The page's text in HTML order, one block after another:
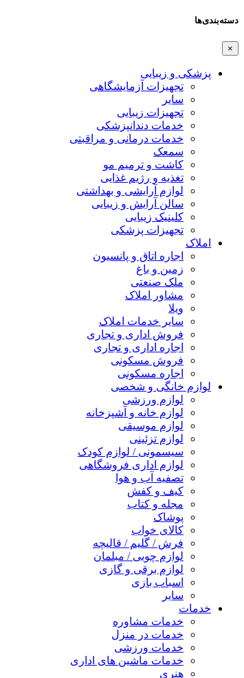
دسته‌بندی‌ها
×
پزشکی و زیبایی
تجهیزات آزمایشگاهی
سایر
تجهیزات زیبایی
خدمات دندانپزشکی
خدمات درمانی و مراقبتی
سمعک
کاشت و ترمیم مو
تغذیه و رژیم غذایی
لوازم آرایشی و بهداشتی
سالن آرایش و زیبایی
کلینیک زیبایی
تجهیزات پزشکی
املاک
اجاره اتاق و پانسیون
زمین و باغ
ملک صنعتی
مشاور املاک
ویلا
سایر خدمات املاک
فروش اداری و تجاری
اجاره اداری و تجاری
فروش مسکونی
اجاره مسکونی
لوازم خانگی و شخصی
لوازم ورزشی
لوازم خانه و آشپزخانه
لوازم موسیقی
لوازم تزئینی
سیسمونی / لوازم کودک
لوازم اداری فروشگاهی
تصفیه آب و هوا
کیف و کفش
مجله و کتاب
پوشاک
کالای خواب
فرش / گلیم / قالیچه
لوازم چوبی / مبلمان
لوازم برقی و گازی
اسباب بازی
سایر
خدمات
خدمات مشاوره
خدمات در منزل
خدمات ورزشی
خدمات ماشین های اداری
هنری